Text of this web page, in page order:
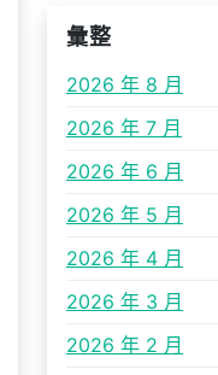
彙整
2026 年 8 月
2026 年 7 月
2026 年 6 月
2026 年 5 月
2026 年 4 月
2026 年 3 月
2026 年 2 月